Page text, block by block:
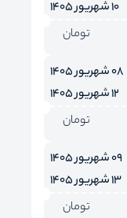
10 شهریور 1405
تومان
08 شهریور 1405
12 شهریور 1405
تومان
09 شهریور 1405
13 شهریور 1405
تومان